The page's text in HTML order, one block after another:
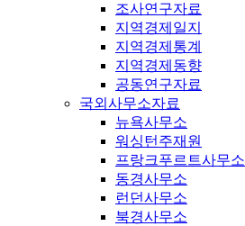
조사연구자료
지역경제일지
지역경제통계
지역경제동향
공동연구자료
국외사무소자료
뉴욕사무소
워싱턴주재원
프랑크푸르트사무소
동경사무소
런던사무소
북경사무소